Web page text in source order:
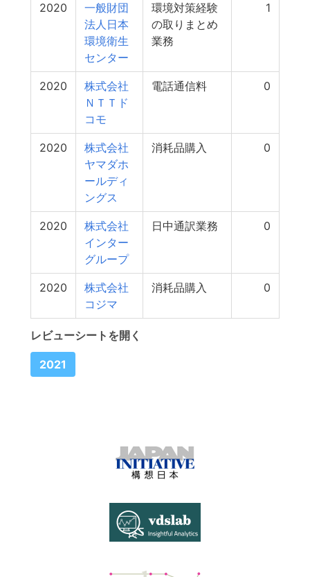
2020
一般財団
法人日本
環境衛生
センター
環境対策経験
の取りまとめ
業務
1
2020
株式会社
ＮＴＴド
コモ
電話通信料 0
2020
株式会社
ヤマダホ
ールディ
ングス
消耗品購入 0
2020
株式会社
インター
グループ
日中通訳業務 0
2020
株式会社
コジマ
消耗品購入 0
レビューシートを開く
2021